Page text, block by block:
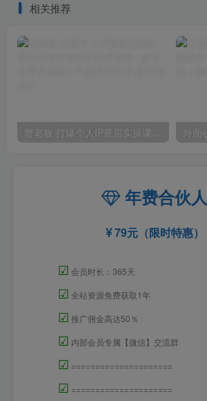
相关推荐
蟹老板·打爆个人IP底层实操课，教你成熟专业的打造IP技能，全方位带你做成一个能商业化IP
年费合伙人
79元（限时特惠）
☑ 会员时长：365天
☑ 全站资源免费获取1年
☑ 推广佣金高达50％
☑ 内部会员专属【微信】交流群
☑ =====================
☑ =====================